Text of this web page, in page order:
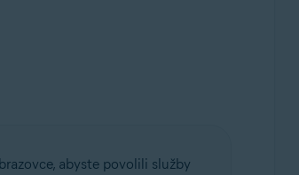
abyste povolili služby